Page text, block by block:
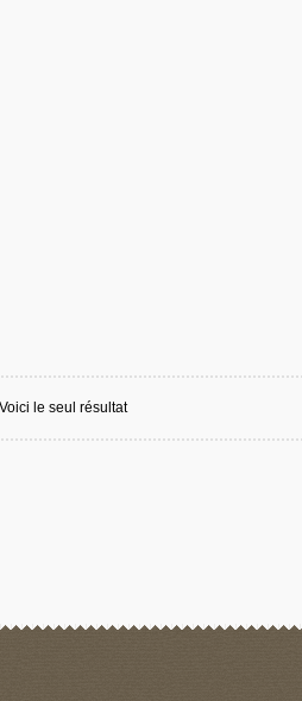
Voici le seul résultat